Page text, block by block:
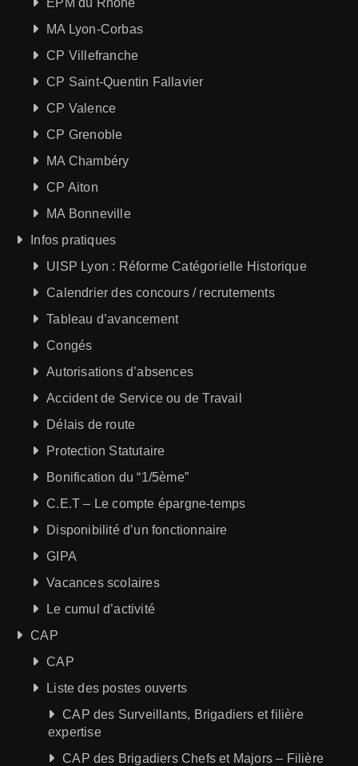
MA Lyon-Corbas
CP Villefranche
CP Saint-Quentin Fallavier
CP Valence
CP Grenoble
MA Chambéry
CP Aiton
MA Bonneville
Infos pratiques
UISP Lyon : Réforme Catégorielle Historique
Calendrier des concours / recrutements
Tableau d’avancement
Congés
Autorisations d’absences
Accident de Service ou de Travail
Délais de route
Protection Statutaire
Bonification du “1/5ème”
C.E.T – Le compte épargne-temps
Disponibilité d’un fonctionnaire
GIPA
Vacances scolaires
Le cumul d’activité
CAP
CAP
Liste des postes ouverts
CAP des Surveillants, Brigadiers et filière
expertise
CAP des Brigadiers Chefs et Majors – Filière